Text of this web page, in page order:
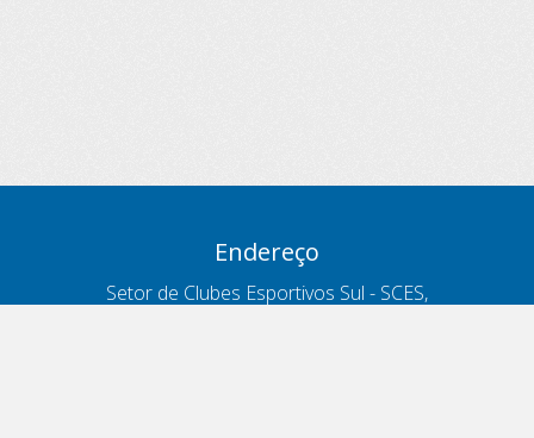
Endereço
Setor de Clubes Esportivos Sul - SCES,